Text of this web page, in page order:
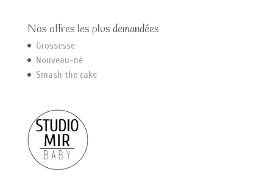
Nos offres les plus demandées
Grossesse
Nouveau-né
Smash the cake